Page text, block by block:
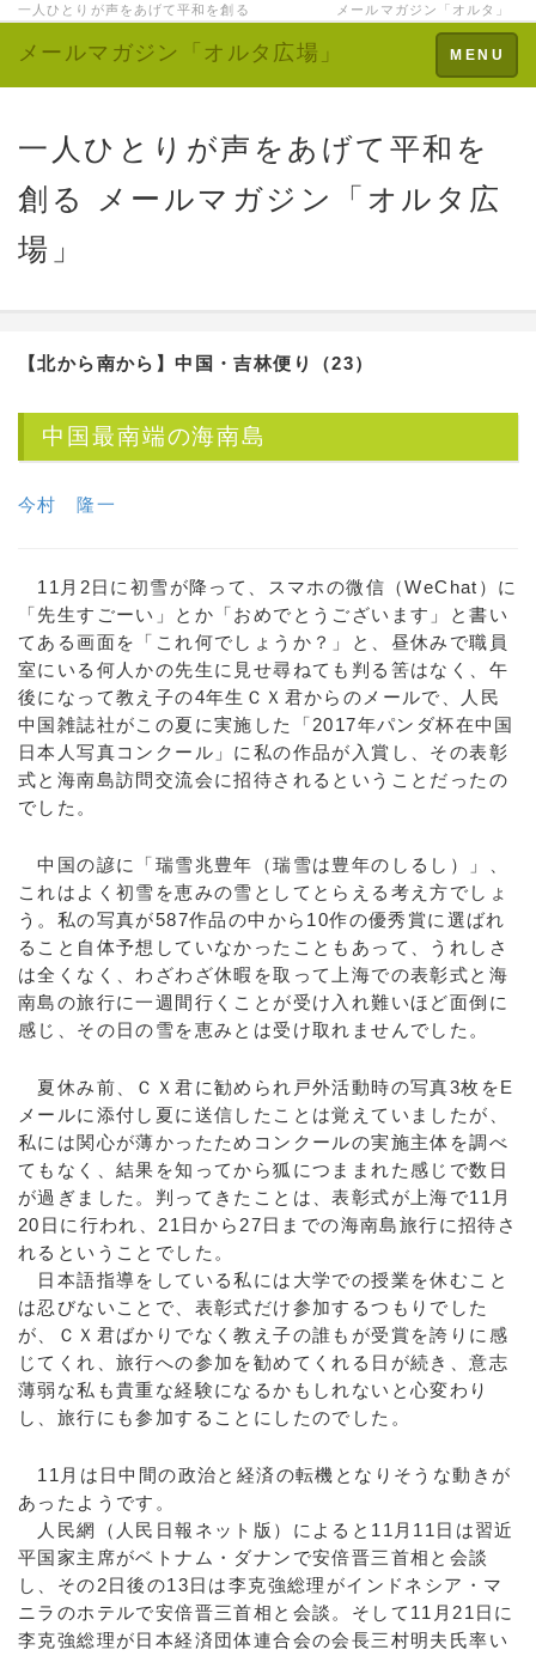
一人ひとりが声をあげて平和を創る メールマガジン「オルタ」
Toggle
navigation
MENU
メールマガジン「オルタ広場」
一人ひとりが声をあげて平和を
創る メールマガジン「オルタ広
場」
【北から南から】中国・吉林便り（23）
中国最南端の海南島
今村 隆一
11月2日に初雪が降って、スマホの微信（WeChat）に
「先生すごーい」とか「おめでとうございます」と書い
てある画面を「これ何でしょうか？」と、昼休みで職員
室にいる何人かの先生に見せ尋ねても判る筈はなく、午
後になって教え子の4年生ＣＸ君からのメールで、人民
中国雑誌社がこの夏に実施した「2017年パンダ杯在中国
日本人写真コンクール」に私の作品が入賞し、その表彰
式と海南島訪問交流会に招待されるということだったの
でした。
中国の諺に「瑞雪兆豊年（瑞雪は豊年のしるし）」、
これはよく初雪を恵みの雪としてとらえる考え方でしょ
う。私の写真が587作品の中から10作の優秀賞に選ばれ
ること自体予想していなかったこともあって、うれしさ
は全くなく、わざわざ休暇を取って上海での表彰式と海
南島の旅行に一週間行くことが受け入れ難いほど面倒に
感じ、その日の雪を恵みとは受け取れませんでした。
夏休み前、ＣＸ君に勧められ戸外活動時の写真3枚をE
メールに添付し夏に送信したことは覚えていましたが、
私には関心が薄かったためコンクールの実施主体を調べ
てもなく、結果を知ってから狐につままれた感じで数日
が過ぎました。判ってきたことは、表彰式が上海で11月
20日に行われ、21日から27日までの海南島旅行に招待さ
れるということでした。
日本語指導をしている私には大学での授業を休むこと
は忍びないことで、表彰式だけ参加するつもりでした
が、ＣＸ君ばかりでなく教え子の誰もが受賞を誇りに感
じてくれ、旅行への参加を勧めてくれる日が続き、意志
薄弱な私も貴重な経験になるかもしれないと心変わり
し、旅行にも参加することにしたのでした。
11月は日中間の政治と経済の転機となりそうな動きが
あったようです。
人民網（人民日報ネット版）によると11月11日は習近
平国家主席がベトナム・ダナンで安倍晋三首相と会談
し、その2日後の13日は李克強総理がインドネシア・マ
ニラのホテルで安倍晋三首相と会談。そして11月21日に
李克強総理が日本経済団体連合会の会長三村明夫氏率い